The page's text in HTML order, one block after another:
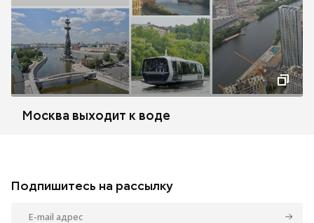
Москва выходит к воде
Подпишитесь на рассылку